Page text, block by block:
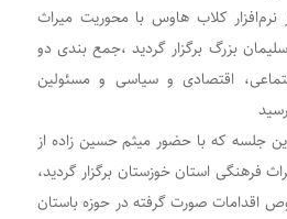
کلاب هاوس با محوریت میراث
بزرگ برگزار گردید ،جمع بندی دو
اقتصادی و سیاسی و مسئولین
جلسه که با حضور میثم حسین زاده از
فرهنگی استان خوزستان برگزار گردید،
صورت گرفته در حوزه باستان